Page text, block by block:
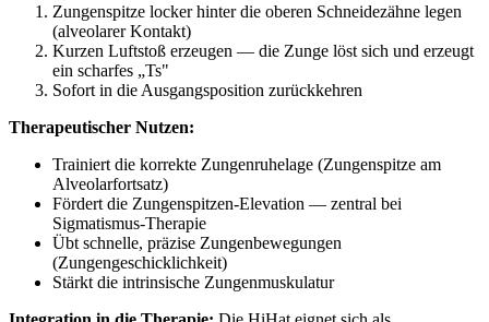
Zungenspitze locker hinter die oberen Schneidezähne legen
(alveolarer Kontakt)
Kurzen Luftstoß erzeugen — die Zunge löst sich und erzeugt
ein scharfes „Ts"
Sofort in die Ausgangsposition zurückkehren
Therapeutischer Nutzen:
Trainiert die korrekte Zungenruhelage (Zungenspitze am
Alveolarfortsatz)
Fördert die Zungenspitzen-Elevation — zentral bei
Sigmatismus-Therapie
Übt schnelle, präzise Zungenbewegungen
(Zungengeschicklichkeit)
Stärkt die intrinsische Zungenmuskulatur